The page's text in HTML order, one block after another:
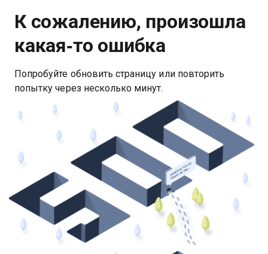
К сожалению, произошла
какая‑то ошибка
Попробуйте обновить страницу или повторить
попытку через несколько минут.